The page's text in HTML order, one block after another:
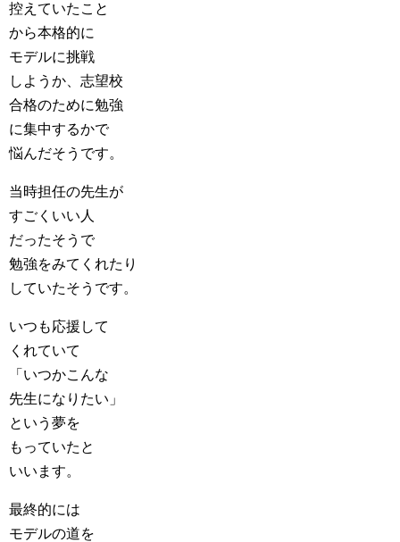
控えていたこと
から本格的に
モデルに挑戦
しようか、志望校
合格のために勉強
に集中するかで
悩んだそうです。
当時担任の先生が
すごくいい人
だったそうで
勉強をみてくれたり
していたそうです。
いつも応援して
くれていて
「いつかこんな
先生になりたい」
という夢を
もっていたと
いいます。
最終的には
モデルの道を